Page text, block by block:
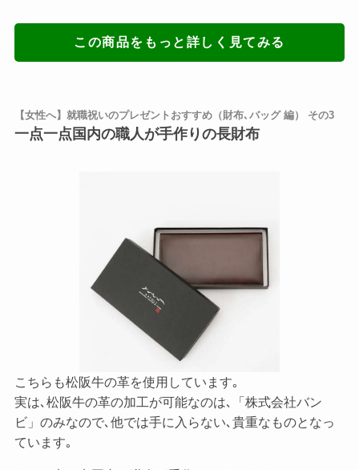
この商品をもっと詳しく見てみる
【女性へ】就職祝いのプレゼントおすすめ（財布､バッグ 編） その3
一点一点国内の職人が手作りの長財布
こちらも松阪牛の革を使用しています｡
実は､松阪牛の革の加工が可能なのは､「株式会社バン
ビ」のみなので､他では手に入らない､貴重なものとなっ
ています｡